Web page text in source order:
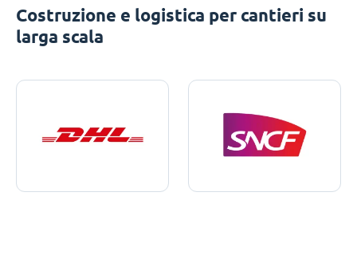
Costruzione e logistica per cantieri su
larga scala